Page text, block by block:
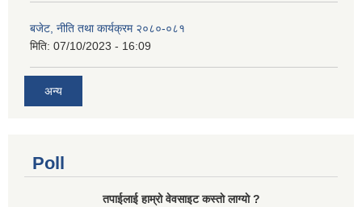
बजेट, नीति तथा कार्यक्रम २०८०-०८१
मिति: 07/10/2023 - 16:09
अन्य
Poll
तपाईलाई हाम्रो वेवसाइट कस्ताे लाग्याे ?